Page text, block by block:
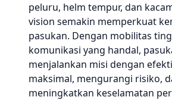
peluru, helm tempur, dan
vision semakin memperkuat
pasukan. Dengan mobilitas
komunikasi yang handal,
menjalankan misi dengan
maksimal, mengurangi risiko,
meningkatkan keselamatan